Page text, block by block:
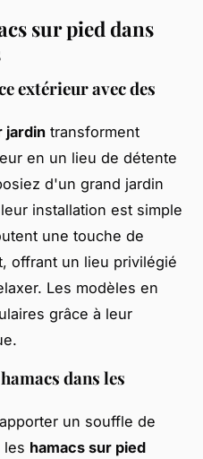
sur pied dans
extérieur avec des
jardin transforment
en un lieu de détente
d'un grand jardin
installation est simple
une touche de
offrant un lieu privilégié
Les modèles en
grâce à leur
dans les
un souffle de
les hamacs sur pied